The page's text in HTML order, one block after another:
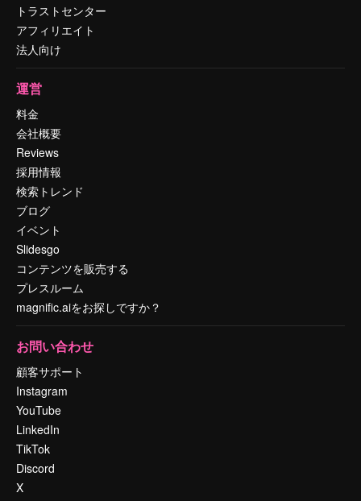
トラストセンター
アフィリエイト
法人向け
運営
料金
会社概要
Reviews
採用情報
検索トレンド
ブログ
イベント
Slidesgo
コンテンツを販売する
プレスルーム
magnific.aiをお探しですか？
お問い合わせ
顧客サポート
Instagram
YouTube
LinkedIn
TikTok
Discord
X